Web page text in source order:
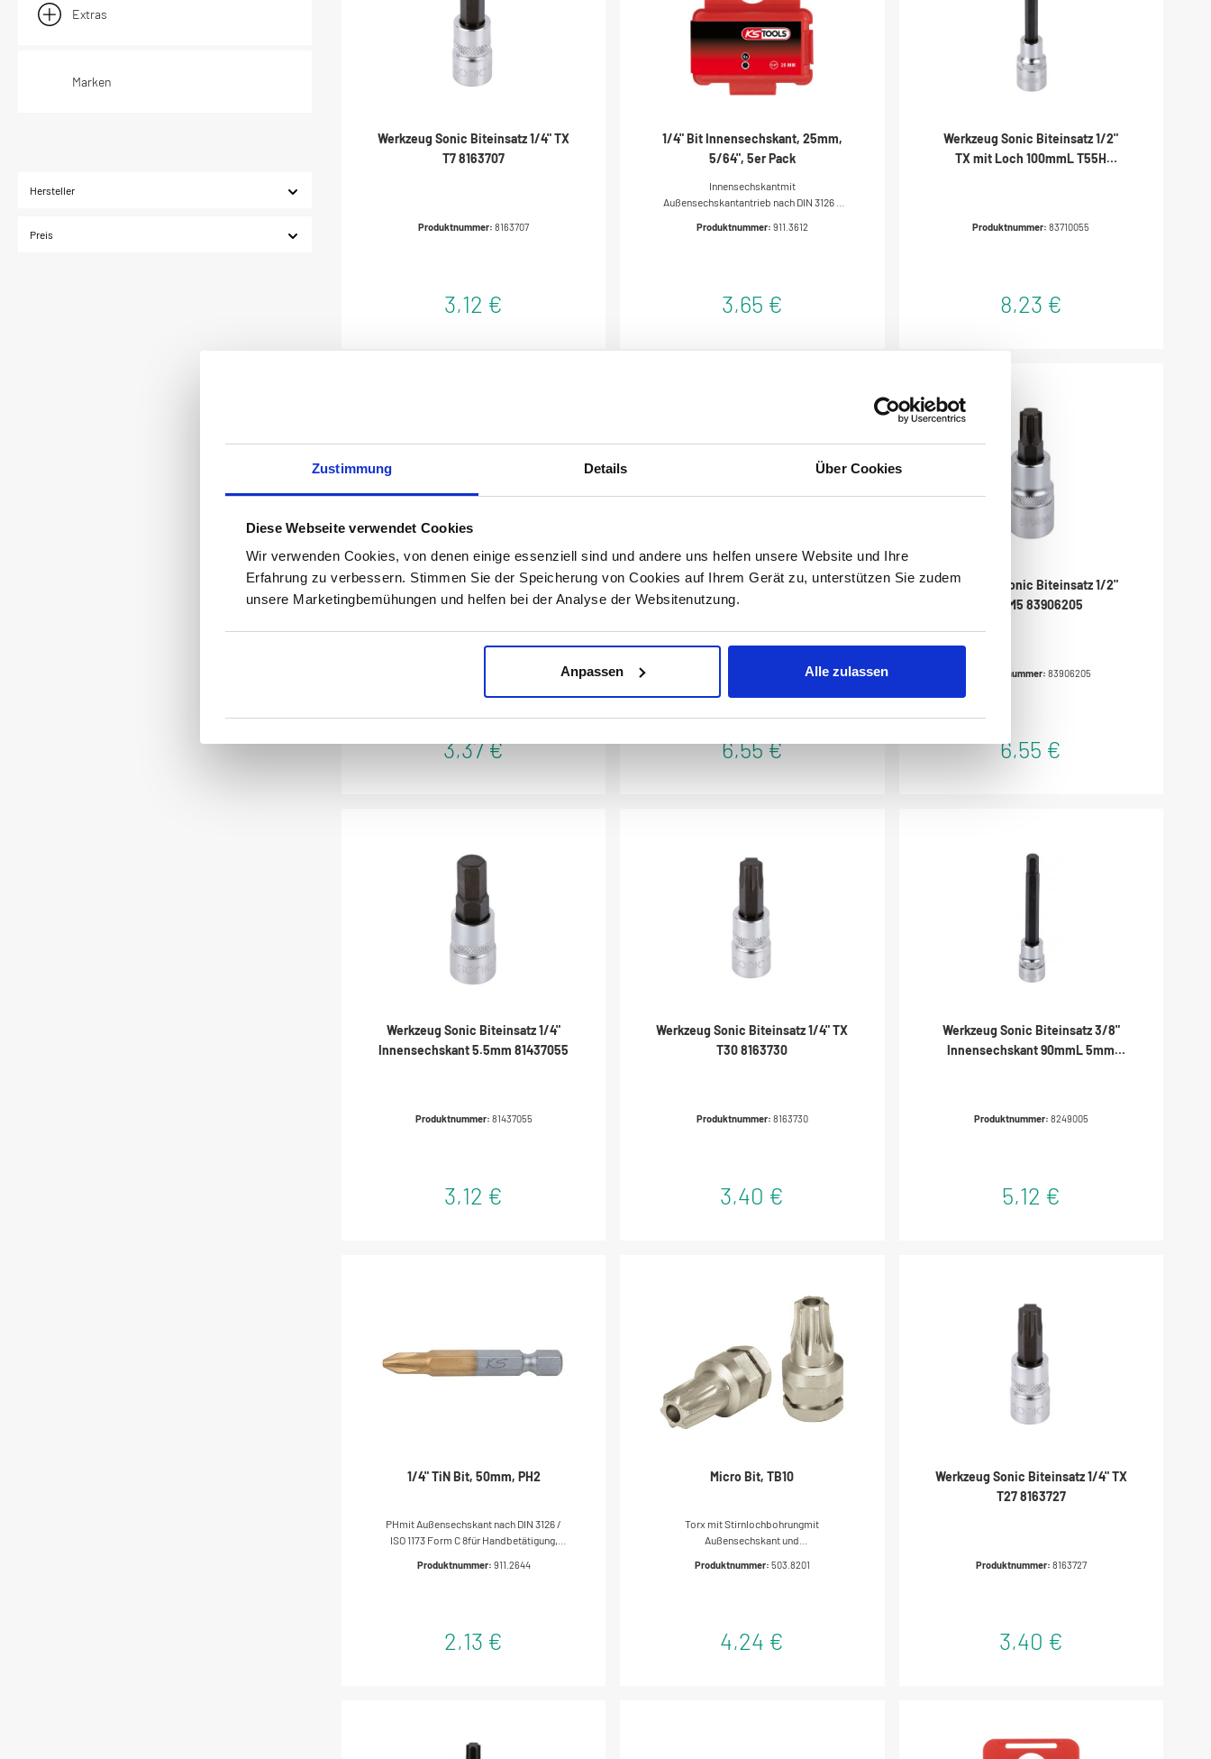
Zustimmung Details Über Cookies
Diese Webseite verwendet Cookies
Wir verwenden Cookies, von denen einige essenziell sind und andere uns helfen unsere Website und Ihre
Erfahrung zu verbessern. Stimmen Sie der Speicherung von Cookies auf Ihrem Gerät zu, unterstützen Sie zudem
unsere Marketingbemühungen und helfen bei der Analyse der Websitenutzung.
Anpassen Alle zulassen
Extras
Marken
Hersteller
Preis
Werkzeug Sonic Biteinsatz 1/4" TX
T7 8163707
Produktnummer:8163707
3,12 €
1/4" Bit Innensechskant, 25mm,
5/64", 5er Pack
Innensechskantmit
Außensechskantantrieb nach DIN 3126 /
Elektroschrauberideal geeignet für
Produktnummer: 911.3612
3,65 €
Werkzeug Sonic Biteinsatz 1/2"
TX mit Loch 100mmL T55H
Produktnummer:83710055
8,23 €
Werkzeug Sonic Biteinsatz 1/4"
Innensechskant 5mm 8103705
3,37 €
Werkzeug Sonic Biteinsatz 3/8"
Ribe 90mmL M12 8299012
8299012
6,55 €
Werkzeug Sonic Biteinsatz 1/2"
Ribe M5 83906205
Produktnummer: 83906205
6,55 €
Werkzeug Sonic Biteinsatz 1/4"
Innensechskant 5.5mm 81437055
Produktnummer: 81437055
3,12 €
Werkzeug Sonic Biteinsatz 1/4" TX
T30 8163730
Produktnummer: 8163730
3,40 €
Werkzeug Sonic Biteinsatz 3/8"
Innensechskant 90mmL 5mm
Produktnummer: 8249005
5,12 €
1/4" TiN Bit, 50mm, PH2
PHmit Außensechskant nach DIN 3126 /
ISO 1173 Form C 8für Handbetätigung,
Schlagschrauberideal geeignet für
bei Serienverschraubungentitan-
nitriertSpezial-Werkzeugstahl
Produktnummer: 911.2644
2,13 €
Micro Bit, TB10
Torx mit Stirnlochbohrungmit
Außensechskant und
mit einem GEARplus Schlüssel
Produktnummer: 503.8201
4,24 €
Werkzeug Sonic Biteinsatz 1/4" TX
T27 8163727
Produktnummer: 8163727
3,40 €